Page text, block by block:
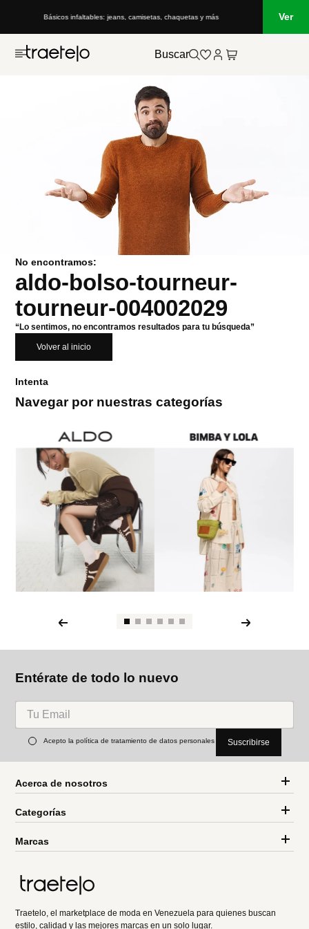
Básicos infaltables: jeans, camisetas, chaquetas y más Ver
Buscar
No encontramos:
aldo-bolso-tourneur-
tourneur-004002029
“Lo sentimos, no encontramos resultados para tu búsqueda”
Volver al inicio
Intenta
Navegar por nuestras categorías
Entérate de todo lo nuevo
Acepto la política de tratamiento de datos personales Suscribirse
Acerca de nosotros
Categorías
Marcas
Traetelo, el marketplace de moda en Venezuela para quienes buscan
estilo, calidad y las mejores marcas en un solo lugar.